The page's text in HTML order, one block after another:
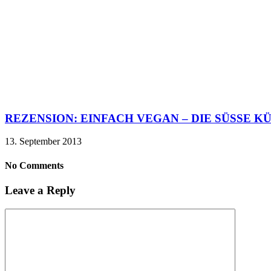
REZENSION: EINFACH VEGAN – DIE SÜSSE
13. September 2013
No Comments
Leave a Reply